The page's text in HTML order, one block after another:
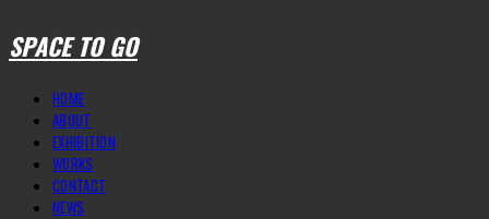
SPACE TO GO
HOME
ABOUT
EXHIBITION
WORKS
CONTACT
NEWS